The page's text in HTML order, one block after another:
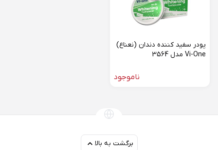
پودر سفید کننده دندان (نعناع)
Vi-One مدل 3564
ناموجود
برگشت به بالا